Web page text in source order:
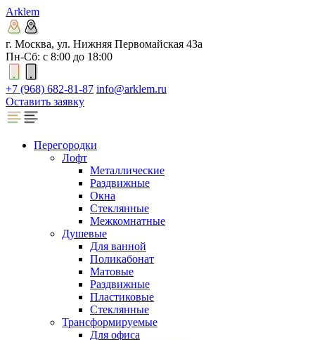
Arklem
г. Москва, ул. Нижняя Первомайская 43а
Пн-Сб: с 8:00 до 18:00
+7 (968) 682-81-87 info@arklem.ru
Оставить заявку
Перегородки
Лофт
Металлические
Раздвижные
Окна
Стеклянные
Межкомнатные
Душевые
Для ванной
Поликабонат
Матовые
Раздвижные
Пластиковые
Стеклянные
Трансформируемые
Для офиса